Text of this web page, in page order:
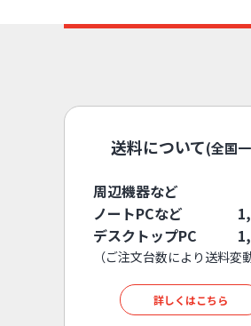
送料について(全国
周辺機器など
ノートPCなど
デスクトップPC
（ご注文台数により送料変動
詳しくはこちら